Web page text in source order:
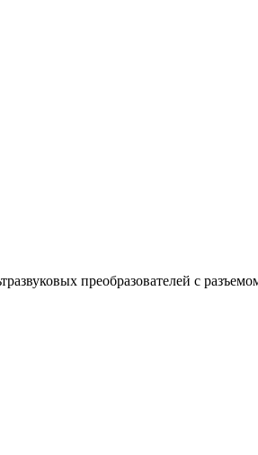
преобразователей с